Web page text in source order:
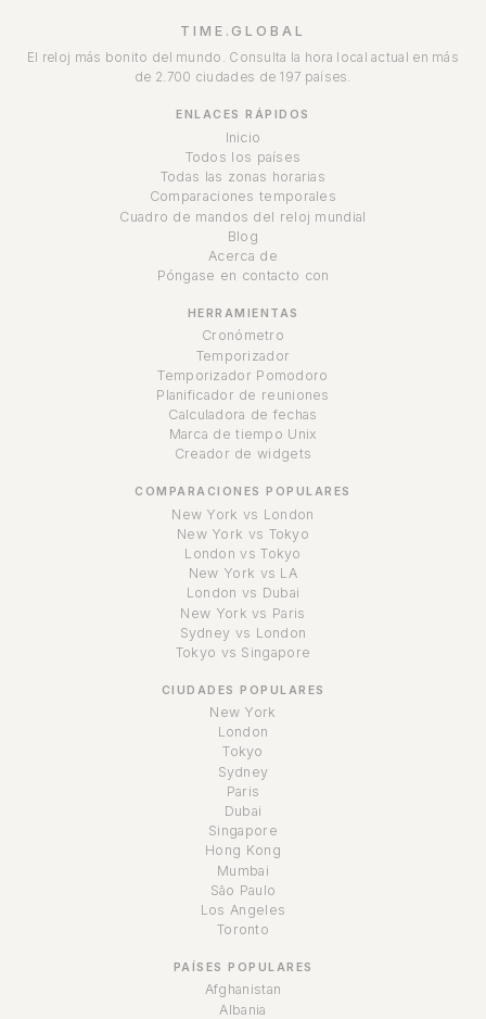
TIME.GLOBAL
El reloj más bonito del mundo. Consulta la hora local actual en más
de 2.700 ciudades de 197 países.
ENLACES RÁPIDOS
Inicio
Todos los países
Todas las zonas horarias
Comparaciones temporales
Cuadro de mandos del reloj mundial
Blog
Acerca de
Póngase en contacto con
HERRAMIENTAS
Cronómetro
Temporizador
Temporizador Pomodoro
Planificador de reuniones
Calculadora de fechas
Marca de tiempo Unix
Creador de widgets
COMPARACIONES POPULARES
New York vs London
New York vs Tokyo
London vs Tokyo
New York vs LA
London vs Dubai
New York vs Paris
Sydney vs London
Tokyo vs Singapore
CIUDADES POPULARES
New York
London
Tokyo
Sydney
Paris
Dubai
Singapore
Hong Kong
Mumbai
São Paulo
Los Angeles
Toronto
PAÍSES POPULARES
Afghanistan
Albania